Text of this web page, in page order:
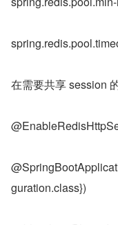
在需要共享 session
guration.class})